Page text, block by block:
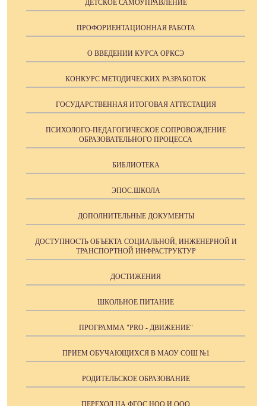
ДЕТСКОЕ САМОУПРАВЛЕНИЕ
ПРОФОРИЕНТАЦИОННАЯ РАБОТА
О ВВЕДЕНИИ КУРСА ОРКСЭ
КОНКУРС МЕТОДИЧЕСКИХ РАЗРАБОТОК
ГОСУДАРСТВЕННАЯ ИТОГОВАЯ АТТЕСТАЦИЯ
ПСИХОЛОГО-ПЕДАГОГИЧЕСКОЕ СОПРОВОЖДЕНИЕ
ОБРАЗОВАТЕЛЬНОГО ПРОЦЕССА
БИБЛИОТЕКА
ЭПОС.ШКОЛА
ДОПОЛНИТЕЛЬНЫЕ ДОКУМЕНТЫ
ДОСТУПНОСТЬ ОБЪЕКТА СОЦИАЛЬНОЙ, ИНЖЕНЕРНОЙ И
ТРАНСПОРТНОЙ ИНФРАСТРУКТУР
ДОСТИЖЕНИЯ
ШКОЛЬНОЕ ПИТАНИЕ
ПРОГРАММА "PRO - ДВИЖЕНИЕ"
ПРИЕМ ОБУЧАЮЩИХСЯ В МАОУ СОШ №1
РОДИТЕЛЬСКОЕ ОБРАЗОВАНИЕ
ПЕРЕХОД НА ФГОС НОО И ООО